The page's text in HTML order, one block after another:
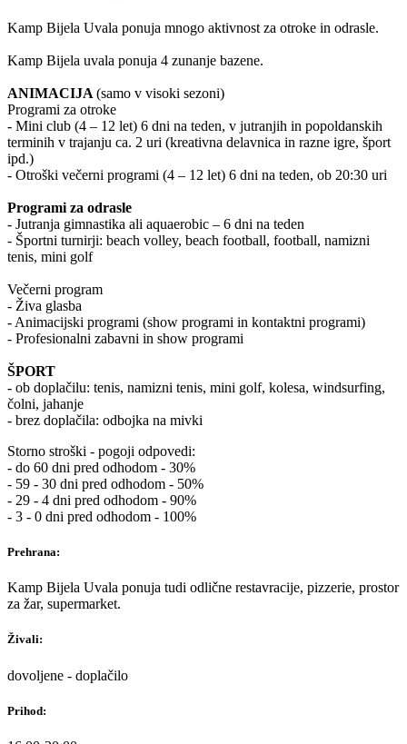
Kamp Bijela Uvala ponuja mnogo aktivnost za otroke in odrasle.
Kamp Bijela uvala ponuja 4 zunanje bazene.
ANIMACIJA (samo v visoki sezoni)
Programi za otroke
- Mini club (4 – 12 let) 6 dni na teden, v jutranjih in popoldanskih
terminih v trajanju ca. 2 uri (kreativna delavnica in razne igre, šport
ipd.)
- Otroški večerni programi (4 – 12 let) 6 dni na teden, ob 20:30 uri
Programi za odrasle
- Jutranja gimnastika ali aquaerobic – 6 dni na teden
- Športni turnirji: beach volley, beach football, football, namizni
tenis, mini golf
Večerni program
- Živa glasba
- Animacijski programi (show programi in kontaktni programi)
- Profesionalni zabavni in show programi
ŠPORT
- ob doplačilu: tenis, namizni tenis, mini golf, kolesa, windsurfing,
čolni, jahanje
- brez doplačila: odbojka na mivki
Storno stroški - pogoji odpovedi:
- do 60 dni pred odhodom - 30%
- 59 - 30 dni pred odhodom - 50%
- 29 - 4 dni pred odhodom - 90%
- 3 - 0 dni pred odhodom - 100%
Prehrana:
Kamp Bijela Uvala ponuja tudi odlične restavracije, pizzerie, prostor
za žar, supermarket.
Živali:
dovoljene - doplačilo
Prihod: